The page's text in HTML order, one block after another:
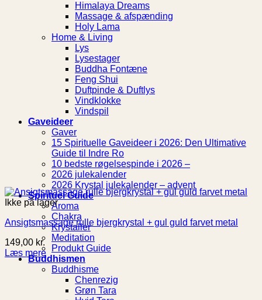
Himalaya Dreams
Massage & afspænding
Holy Lama
Home & Living
Lys
Lysestager
Buddha Fontæne
Feng Shui
Duftpinde & Duftlys
Vindklokke
Vindspil
Gaveideer
Gaver
15 Spirituelle Gaveideer i 2026: Den Ultimative
Guide til Indre Ro
10 bedste røgelsespinde i 2026 –
2026 julekalender
2026 Krystal julekalender – advent
Spirituel Guide
Aroma
Chakra
Krystaller
Meditation
Produkt Guide
Buddhismen
Buddhisme
Chenrezig
Grøn Tara
Ikke på lager
Ansigtsmassage rulle bjergkrystal + gul guld farvet metal
149,00 kr.
Læs mere